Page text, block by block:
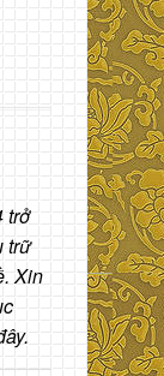
trở
trữ
Xin